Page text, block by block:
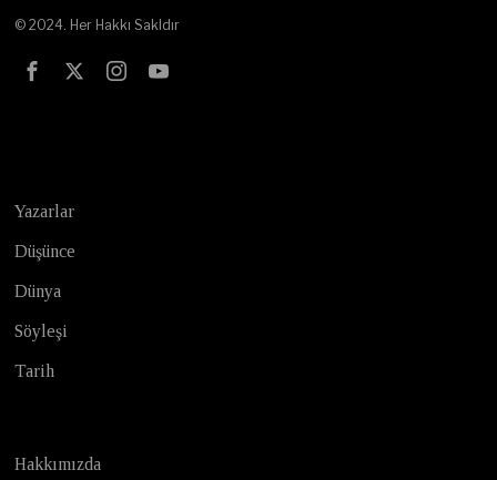
© 2024. Her Hakkı Sakldır
Yazarlar
Düşünce
Dünya
Söyleşi
Tarih
Hakkımızda